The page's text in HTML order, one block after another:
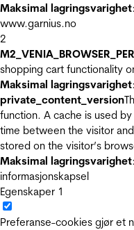
Maksimal lagringsvarighet
www.garnius.no
2
shopping cart functionality
Maksimal lagringsvarighet
private_content_version
function. A cache is used
time between the visitor
stored on the visitor’s
Maksimal lagringsvarighet
informasjonskapsel
Egenskaper 1
Preferanse-cookies gjør et